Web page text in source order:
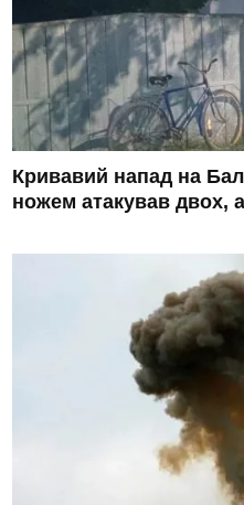
Кривавий напад на
ножем атакував двох,